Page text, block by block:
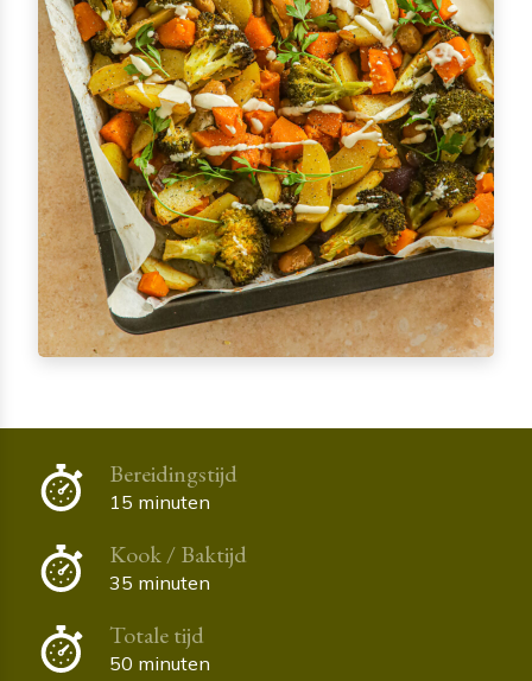
Bereidingstijd
15 minuten
Kook / Baktijd
35 minuten
Totale tijd
50 minuten